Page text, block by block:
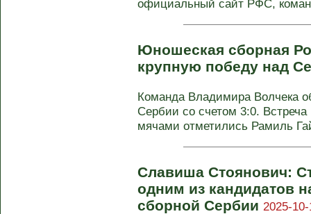
официальный сайт РФС,
Юношеская сборная
крупную победу над
Команда Владимира Волчека
Сербии со счетом 3:0.
мячами отметились Рамиль
Славиша Стоянович:
одним из кандидатов
сборной Сербии 2025-